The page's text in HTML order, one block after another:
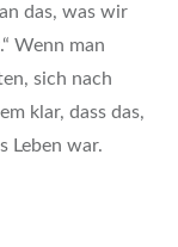
das, was wir
Wenn man
sich nach
klar, dass das,
Leben war.